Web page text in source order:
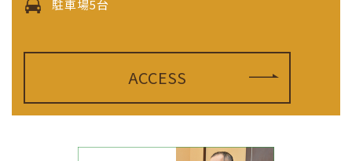
駐車場5台
ACCESS